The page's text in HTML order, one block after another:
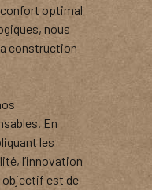
confort optimal
nous
construction
En
les
l’innovation
objectif est de